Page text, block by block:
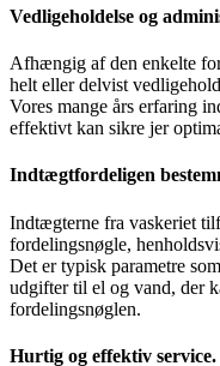
Vedligeholdelse og
Afhængig af den enkelte
helt eller delvist
Vores mange års erfaring
effektivt kan sikre jer
Indtægtfordeligen
Indtægterne fra vaskeriet
fordelingsnøgle,
Det er typisk parametre
udgifter til el og vand, der
fordelingsnøglen.
Hurtig og effektiv service.